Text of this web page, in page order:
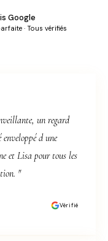
Google
· Tous vérifiés
un regard
d une
et Lisa pour tous les
"
Vérifié